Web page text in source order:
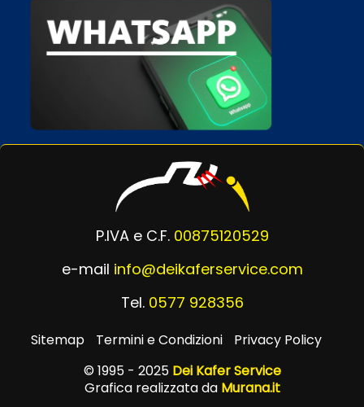
P.IVA e C.F. 00875120529
e-mail info@deikaferservice.com
Tel. 0577 928356
Sitemap Termini e Condizioni
Privacy Policy
© 1995 - 2025 Dei Kafer Service
Grafica realizzata da Murana.it